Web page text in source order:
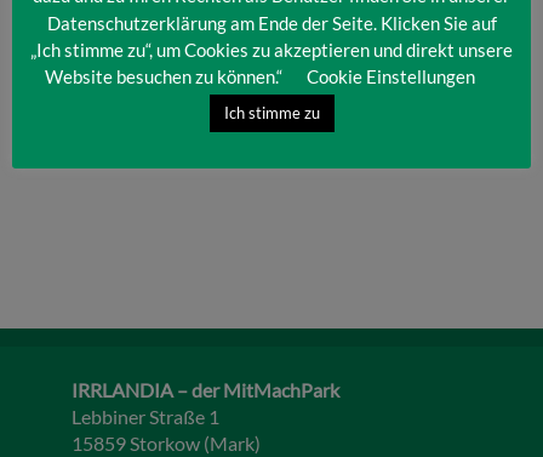
IRRLANDIA – der MitMachPark
Lebbiner Straße 1
15859 Storkow (Mark)
Datenschutzerklärung am Ende der Seite. Klicken Sie auf
„Ich stimme zu“, um Cookies zu akzeptieren und direkt unsere
Website besuchen zu können.“
Cookie Einstellungen
Ich stimme zu